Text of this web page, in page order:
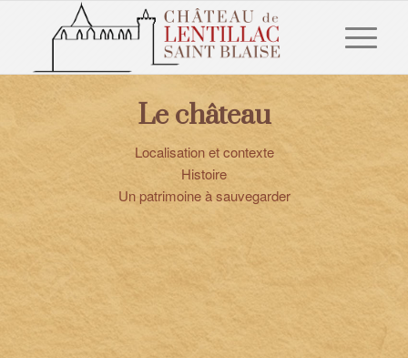
Please set a mobile device fallback image for this video in your
wordpress backend
Le château
Localisation et contexte
Histoire
Un patrimoine à sauvegarder